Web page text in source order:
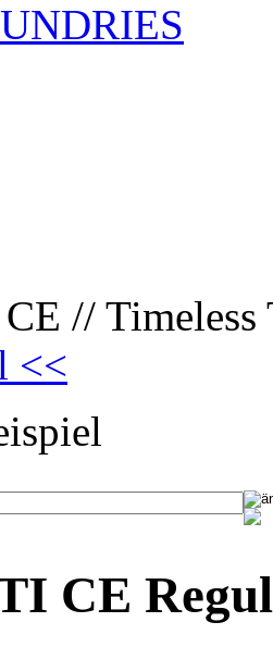
//
<<
CE